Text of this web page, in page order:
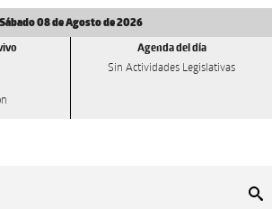
Sábado 08 de Agosto de 2026
Agenda del día
Sin Actividades Legislativas